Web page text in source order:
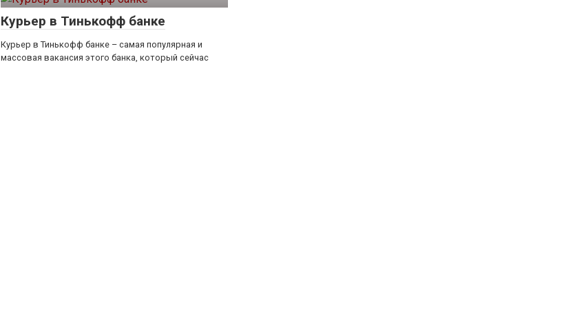
Курьер в Тинькофф банке
Курьер в Тинькофф банке – самая популярная и
массовая вакансия этого банка, который сейчас